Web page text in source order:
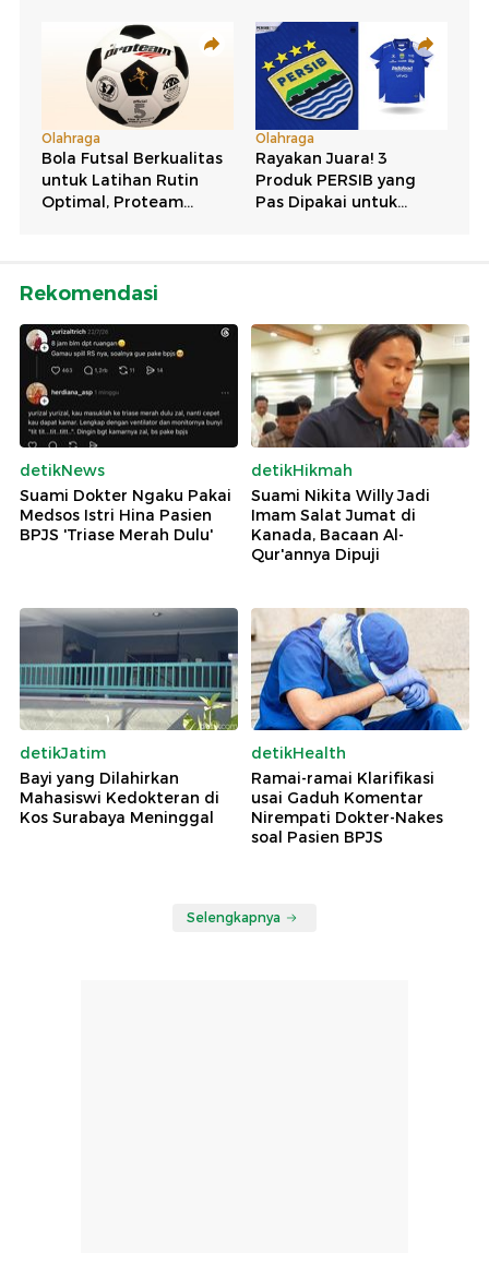
Rekomendasi
detikNews
Suami Dokter Ngaku Pakai
Medsos Istri Hina Pasien
BPJS 'Triase Merah Dulu'
detikHikmah
Suami Nikita Willy Jadi
Imam Salat Jumat di
Kanada, Bacaan Al-
Qur'annya Dipuji
detikJatim
Bayi yang Dilahirkan
Mahasiswi Kedokteran di
Kos Surabaya Meninggal
detikHealth
Ramai-ramai Klarifikasi
usai Gaduh Komentar
Nirempati Dokter-Nakes
soal Pasien BPJS
Selengkapnya